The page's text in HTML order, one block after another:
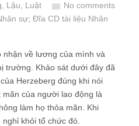
Lậu, Luật
No comments
sự; Đĩa CD tài liệu Nhân
về lương của mình và
trường. Khảo sát dưới đây đã
Herzeberg đúng khi nói
của người lao động là
làm họ thỏa mãn. Khi
khỏi tổ chức đó.